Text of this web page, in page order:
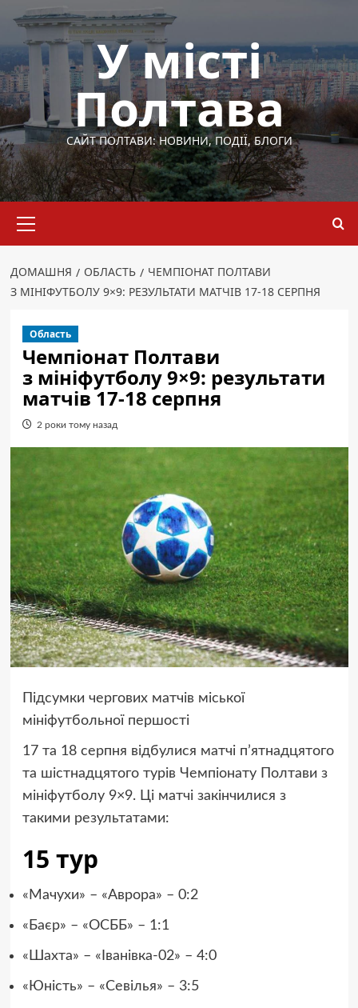
Перейти
вмісту
У місті
Полтава
САЙТ ПОЛТАВИ: НОВИНИ, ПОДІЇ, БЛОГИ
меню
ДОМАШНЯ ОБЛАСТЬ
ЧЕМПІОНАТ ПОЛТАВИ
З МІНІФУТБОЛУ 9×9: РЕЗУЛЬТАТИ МАТЧІВ 17-18 СЕРПНЯ
Область
Чемпіонат Полтави
з мініфутболу 9×9: результати
матчів 17-18 серпня
2 роки тому назад
Підсумки чергових матчів міської
мініфутбольної першості
17 та 18 серпня відбулися матчі п’ятнадцятого
та шістнадцятого турів Чемпіонату Полтави з
мініфутболу 9×9. Ці матчі закінчилися з
такими результатами:
15 тур
«Мачухи» – «Аврора» – 0:2
«Баєр» – «ОСББ» – 1:1
«Шахта» – «Іванівка-02» – 4:0
«Юність» – «Севілья» – 3:5